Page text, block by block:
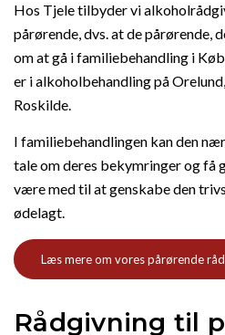
Hos Tjele tilbyder vi
pårørende, dvs. at de pårørende,
om at gå i familiebehandling i
er i alkoholbehandling på
Roskilde.
I familiebehandlingen kan den
tale om deres bekymringer og få
være med til at genskabe den
ødelagt.
Læs mere om vores pårørende
Rådgivning til